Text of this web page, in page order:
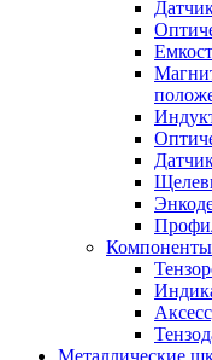
Компоненты
Металлические